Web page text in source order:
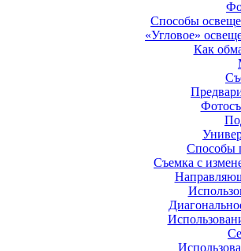
Способы
«Угловое»
Как
Способы
Съемка с